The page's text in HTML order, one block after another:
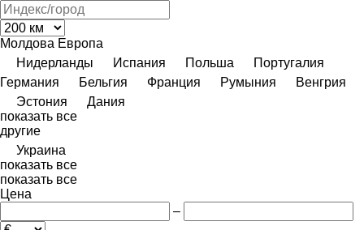
Молдова Европа
Нидерланды
Испания Польша
Португалия
Германия
Бельгия Франция Румыния
Венгрия
Эстония
Дания
показать все
другие
Украина
показать все
показать все
Цена
–